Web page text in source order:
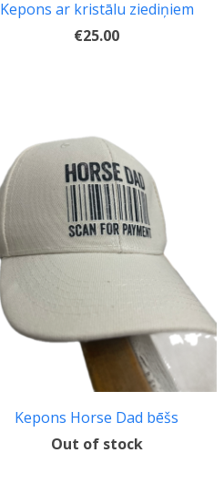
Kepons ar kristālu ziediņiem
€25.00
Kepons Horse Dad bēšs
Out of stock